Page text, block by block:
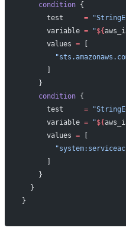
    condition
{
      test
     =
      variable
= "${
      values
= [
    }
    condition
{
      test
     =
      variable
= "${
      values
= [
    }
  }
}